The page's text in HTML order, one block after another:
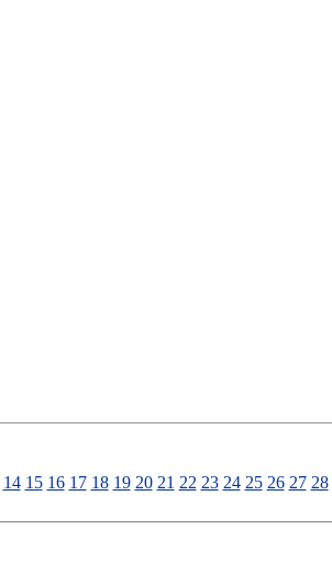
14 15 16 17 18 19 20 21 22 23 24 25 26 27 28